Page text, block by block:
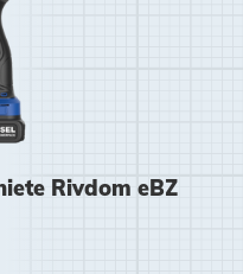
Rivdom eBZ